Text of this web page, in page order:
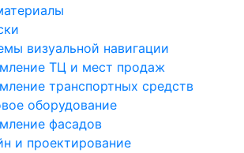
визуальной навигации
ТЦ и мест продаж
транспортных средств
оборудование
фасадов
и проектирование